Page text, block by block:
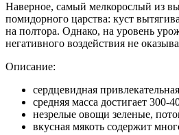
Наверное, самый мелкорослый из
помидорного царства: куст
на полтора. Однако, на уровень
негативного воздействия не
Описание:
сердцевидная
средняя масса достигает 300-
незрелые овощи зеленые,
вкусная мякоть содержит